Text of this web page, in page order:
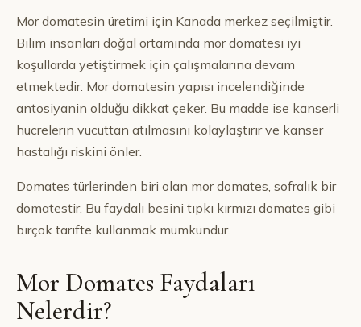
Mor domatesin üretimi için Kanada merkez seçilmiştir.
Bilim insanları doğal ortamında mor domatesi iyi
koşullarda yetiştirmek için çalışmalarına devam
etmektedir. Mor domatesin yapısı incelendiğinde
antosiyanin olduğu dikkat çeker. Bu madde ise kanserli
hücrelerin vücuttan atılmasını kolaylaştırır ve kanser
hastalığı riskini önler.
Domates türlerinden biri olan mor domates, sofralık bir
domatestir. Bu faydalı besini tıpkı kırmızı domates gibi
birçok tarifte kullanmak mümkündür.
Mor Domates Faydaları
Nelerdir?